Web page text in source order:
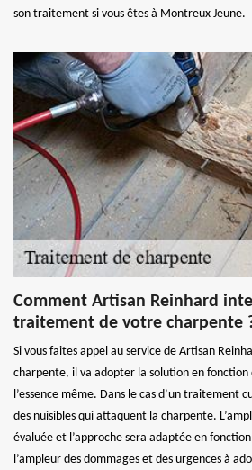
son traitement si vous êtes à Montreux Jeune.
Comment Artisan Reinhard
traitement de votre charpente
Si vous faites appel au service de Artisan
charpente, il va adopter la solution en fonction
l’essence même. Dans le cas d’un traitement
des nuisibles qui attaquent la charpente.
évaluée et l’approche sera adaptée en
l’ampleur des dommages et des urgences à